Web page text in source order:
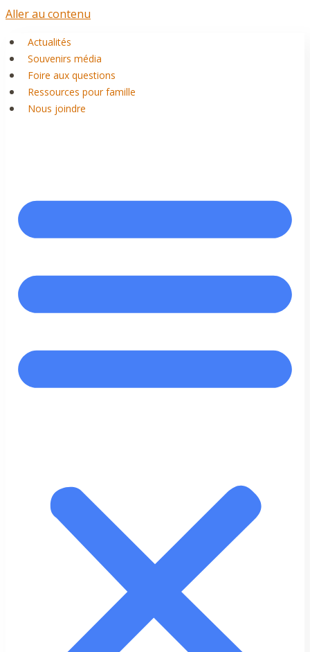
Aller au contenu
Actualités
Souvenirs média
Foire aux questions
Ressources pour famille
Nous joindre